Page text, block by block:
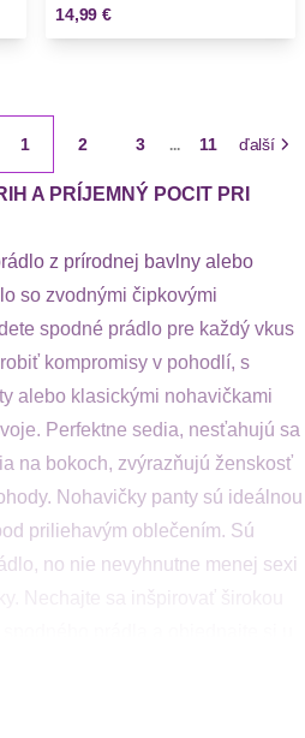
14,99 €
1 2 3 ... 11 ďalší
A PRÍJEMNÝ POCIT PRI
z prírodnej bavlny alebo
so zvodnými čipkovými
spodné prádlo pre každý vkus
kompromisy v pohodlí, s
alebo klasickými nohavičkami
Perfektne sedia, nesťahujú sa
na bokoch, zvýrazňujú ženskosť
Nohavičky panty sú ideálnou
priliehavým oblečením. Sú
no nie nevyhnutne menej sexi
ostatné.